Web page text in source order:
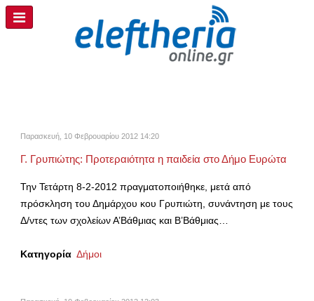
Παρασκευή, 10 Φεβρουαρίου 2012 14:20
Γ. Γρυπιώτης: Προτεραιότητα η παιδεία στο Δήμο Ευρώτα
Την Τετάρτη 8-2-2012 πραγματοποιήθηκε, μετά από
πρόσκληση του Δημάρχου κου Γρυπιώτη, συνάντηση με τους
Δ/ντες των σχολείων Α’Βάθμιας και Β’Βάθμιας…
Κατηγορία Δήμοι